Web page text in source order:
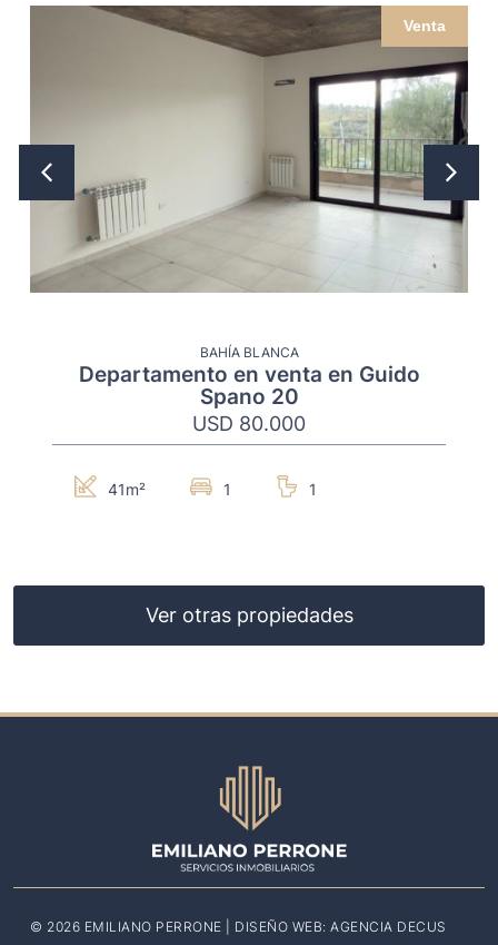
Venta
BAHÍA BLANCA
Departamento en venta en Guido
Spano 20
USD 80.000
41m² 1 1
Ver otras propiedades
© 2026 EMILIANO PERRONE | DISEÑO WEB: AGENCIA DECUS